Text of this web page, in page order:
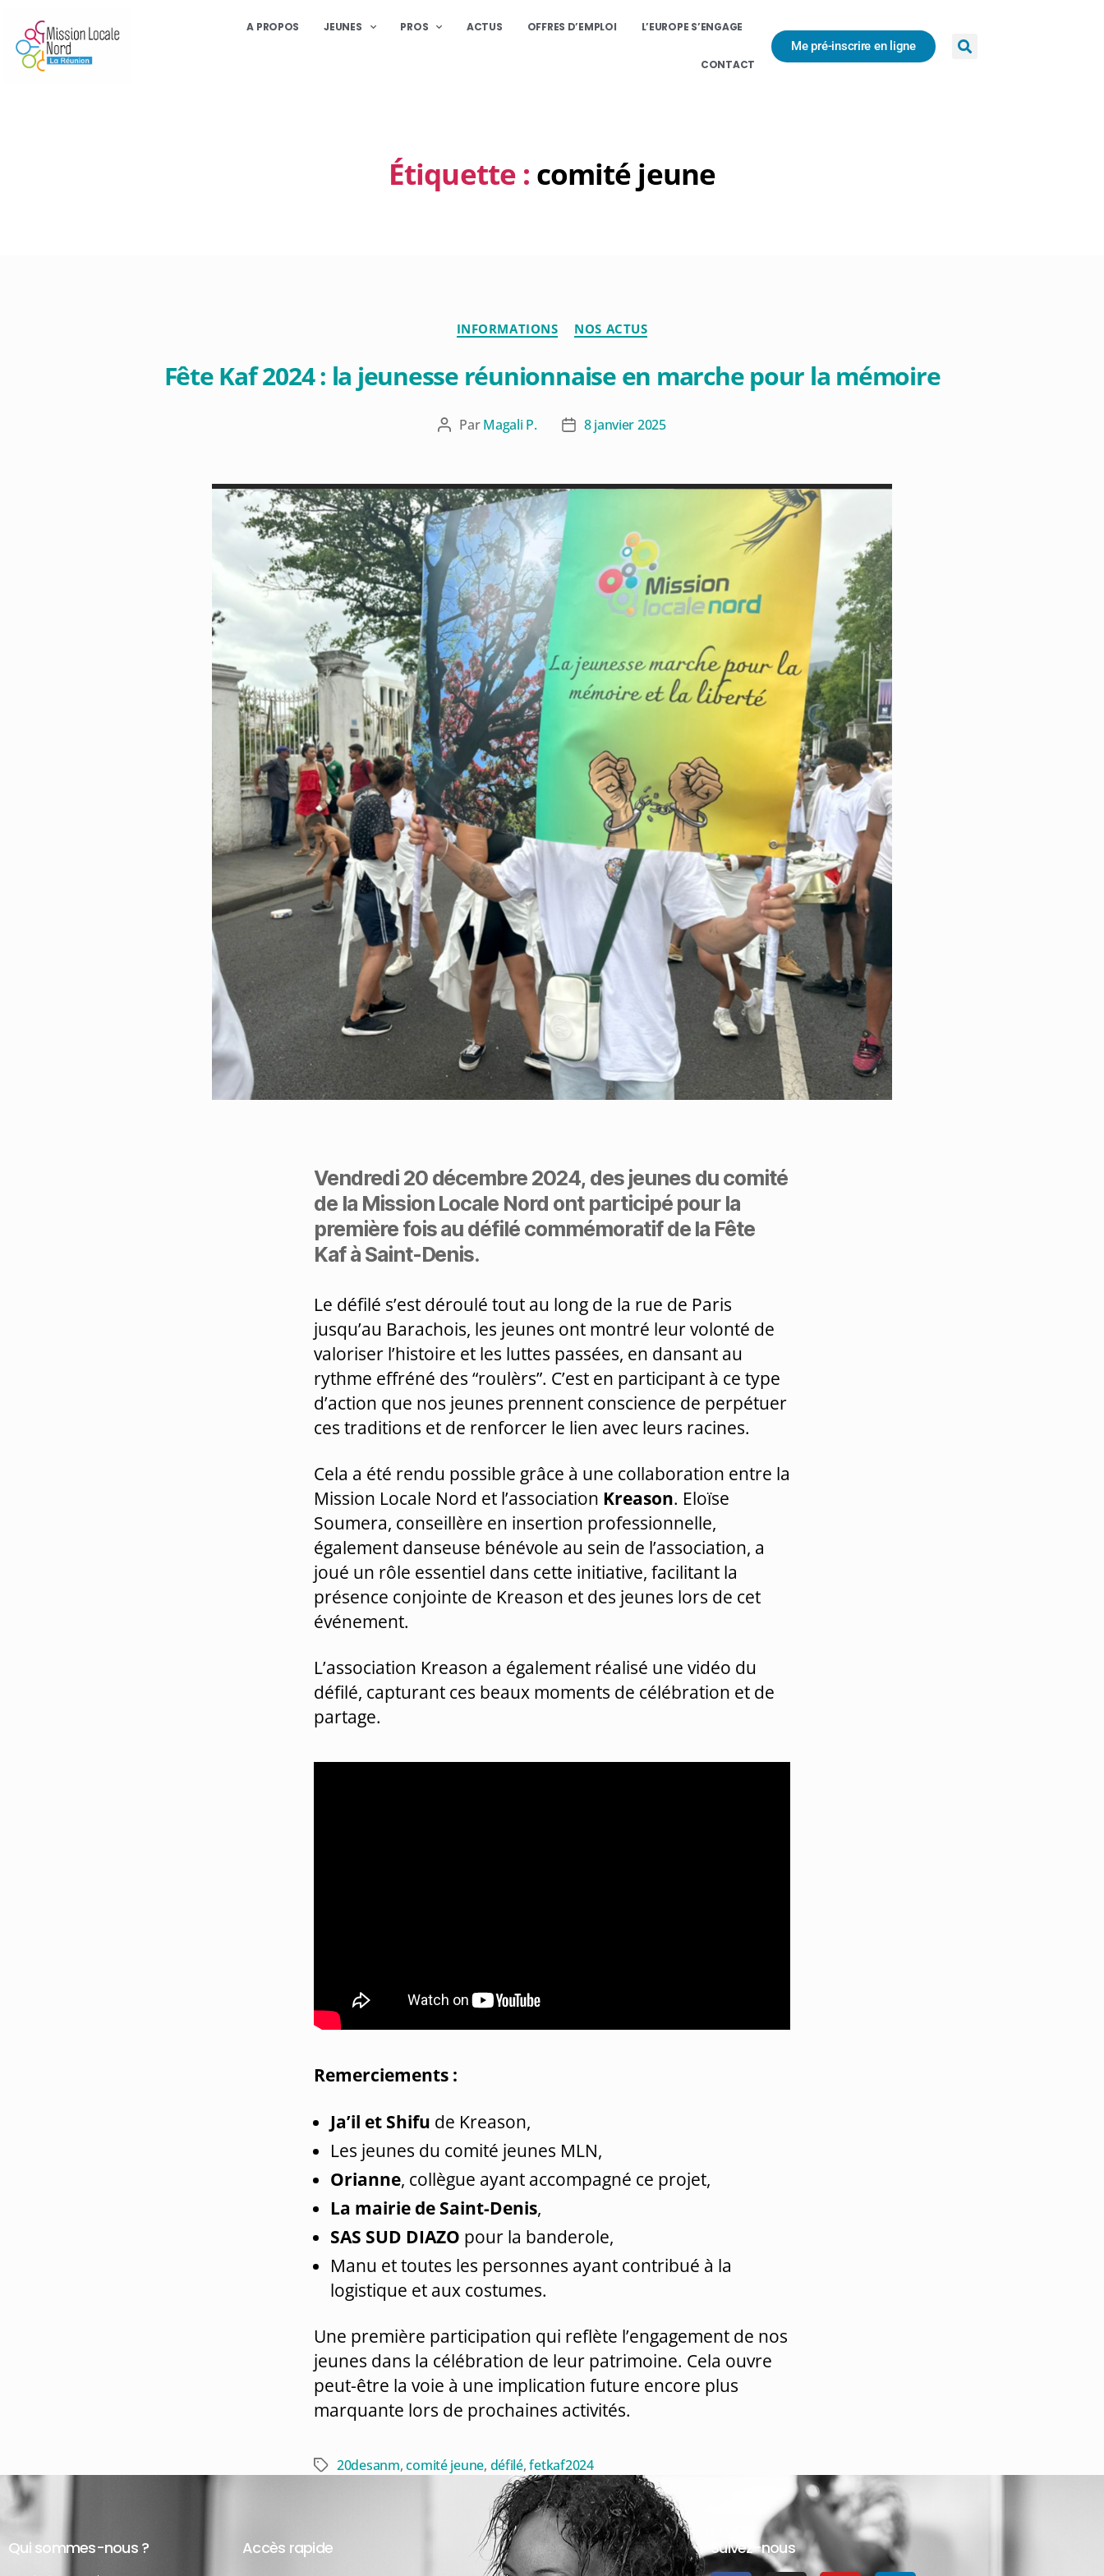
A PROPOS JEUNES PROS ACTUS OFFRES D’EMPLOI L’EUROPE S’ENGAGE
CONTACT
Me pré-inscrire en ligne
Étiquette : comité jeune
INFORMATIONS NOS ACTUS
Fête Kaf 2024 : la jeunesse réunionnaise en marche pour la mémoire
ParMagali P. 8 janvier 2025
Vendredi 20 décembre 2024, des jeunes du comité
de la Mission Locale Nord ont participé pour la
première fois au défilé commémoratif de la Fête
Kaf à Saint-Denis.
Le défilé s’est déroulé tout au long de la rue de Paris
jusqu’au Barachois, les jeunes ont montré leur volonté de
valoriser l’histoire et les luttes passées, en dansant au
rythme effréné des “roulèrs”. C’est en participant à ce type
d’action que nos jeunes prennent conscience de perpétuer
ces traditions et de renforcer le lien avec leurs racines.
Cela a été rendu possible grâce à une collaboration entre la
Mission Locale Nord et l’association Kreason. Eloïse
Soumera, conseillère en insertion professionnelle,
également danseuse bénévole au sein de l’association, a
joué un rôle essentiel dans cette initiative, facilitant la
présence conjointe de Kreason et des jeunes lors de cet
événement.
L’association Kreason a également réalisé une vidéo du
défilé, capturant ces beaux moments de célébration et de
partage.
Remerciements :
Ja’il et Shifu de Kreason,
Les jeunes du comité jeunes MLN,
Orianne, collègue ayant accompagné ce projet,
La mairie de Saint-Denis,
SAS SUD DIAZO pour la banderole,
Manu et toutes les personnes ayant contribué à la
logistique et aux costumes.
Une première participation qui reflète l’engagement de nos
jeunes dans la célébration de leur patrimoine. Cela ouvre
peut-être la voie à une implication future encore plus
marquante lors de prochaines activités.
20desanm,comité jeune, défilé,fetkaf2024
Qui sommes-nous ? Accès rapide Suivez-nous